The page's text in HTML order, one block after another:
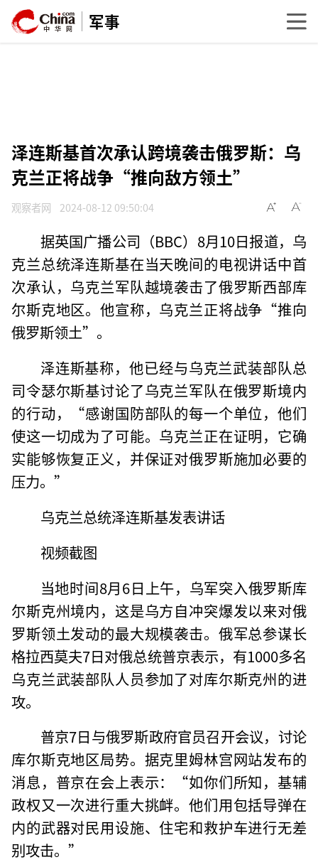
军事
泽连斯基首次承认跨境袭击俄罗斯：乌
克兰正将战争“推向敌方领土”
观察者网 2024-08-12 09:50:04
据英国广播公司（BBC）8月10日报道，乌
克兰总统泽连斯基在当天晚间的电视讲话中首
次承认，乌克兰军队越境袭击了俄罗斯西部库
尔斯克地区。他宣称，乌克兰正将战争“推向
俄罗斯领土”。
泽连斯基称，他已经与乌克兰武装部队总
司令瑟尔斯基讨论了乌克兰军队在俄罗斯境内
的行动，“感谢国防部队的每一个单位，他们
使这一切成为了可能。乌克兰正在证明，它确
实能够恢复正义，并保证对俄罗斯施加必要的
压力。”
乌克兰总统泽连斯基发表讲话
视频截图
当地时间8月6日上午，乌军突入俄罗斯库
尔斯克州境内，这是乌方自冲突爆发以来对俄
罗斯领土发动的最大规模袭击。俄军总参谋长
格拉西莫夫7日对俄总统普京表示，有1000多名
乌克兰武装部队人员参加了对库尔斯克州的进
攻。
普京7日与俄罗斯政府官员召开会议，讨论
库尔斯克地区局势。据克里姆林宫网站发布的
消息，普京在会上表示：“如你们所知，基辅
政权又一次进行重大挑衅。他们用包括导弹在
内的武器对民用设施、住宅和救护车进行无差
别攻击。”